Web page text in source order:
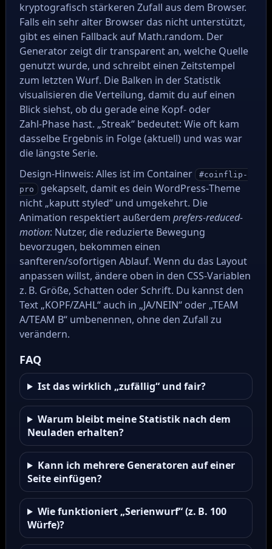
kryptografisch stärkeren Zufall aus dem Browser.
Falls ein sehr alter Browser das nicht unterstützt,
gibt es einen Fallback auf Math.random. Der
Generator zeigt dir transparent an, welche Quelle
genutzt wurde, und schreibt einen Zeitstempel
zum letzten Wurf. Die Balken in der Statistik
visualisieren die Verteilung, damit du auf einen
Blick siehst, ob du gerade eine Kopf‑ oder
Zahl‑Phase hast. „Streak“ bedeutet: Wie oft kam
dasselbe Ergebnis in Folge (aktuell) und was war
die längste Serie.
Design‑Hinweis: Alles ist im Container
#coinflip-
pro gekapselt, damit es dein WordPress‑Theme
nicht „kaputt styled“ und umgekehrt. Die
Animation respektiert außerdem prefers-reduced-
motion: Nutzer, die reduzierte Bewegung
bevorzugen, bekommen einen
sanfteren/sofortigen Ablauf. Wenn du das Layout
anpassen willst, ändere oben in den CSS‑Variablen
z. B. Größe, Schatten oder Schrift. Du kannst den
Text „KOPF/ZAHL“ auch in „JA/NEIN“ oder „TEAM
A/TEAM B“ umbenennen, ohne den Zufall zu
verändern.
FAQ
Ist das wirklich „zufällig“ und fair?
Warum bleibt meine Statistik nach dem
Neuladen erhalten?
Kann ich mehrere Generatoren auf einer
Seite einfügen?
Wie funktioniert „Serienwurf“ (z. B. 100
Würfe)?